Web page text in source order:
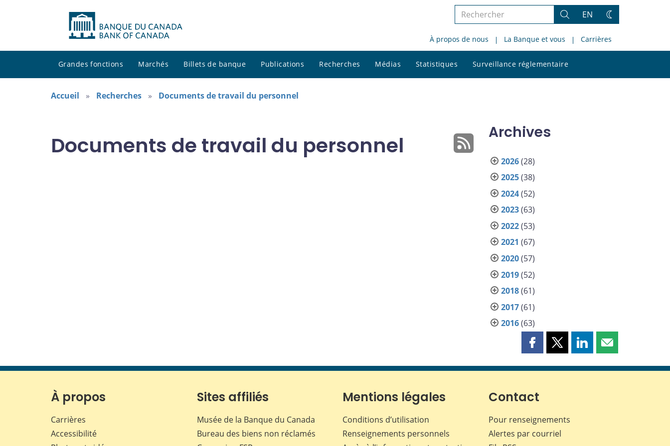
Rechercher
le
site
Rechercher
EN
Changez
thème
À propos de nous La Banque et vous Carrières
Grandes fonctions Marchés Billets de banque Publications Recherches Médias Statistiques Surveillance réglementaire
le
Accueil Recherches Documents de travail du personnel
Documents de travail du personnel Archives
2026(28)
2025(38)
2024(52)
2023(63)
2022(53)
2021 (67)
2020(57)
2019(52)
2018(61)
2017(61)
2016(63)
Partager
page
Facebook
Partager
page
Partager
page
Partager
page
À propos
Carrières
Accessibilité
Sites affiliés
Musée de la Banque du Canada
Bureau des biens non réclamés
Mentions légales
Conditions d’utilisation
Renseignements personnels
Contact
Pour renseignements
Alertes par courriel